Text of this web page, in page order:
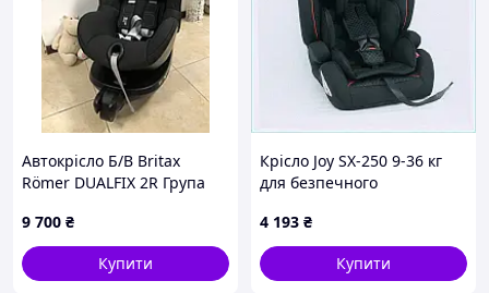
Автокрісло Б/В Britax
Römer DUALFIX 2R Група
9 700 ₴
Купити
Крісло Joy SX-250 9-36 кг
для безпечного
9M004058K
4 193 ₴
Купити